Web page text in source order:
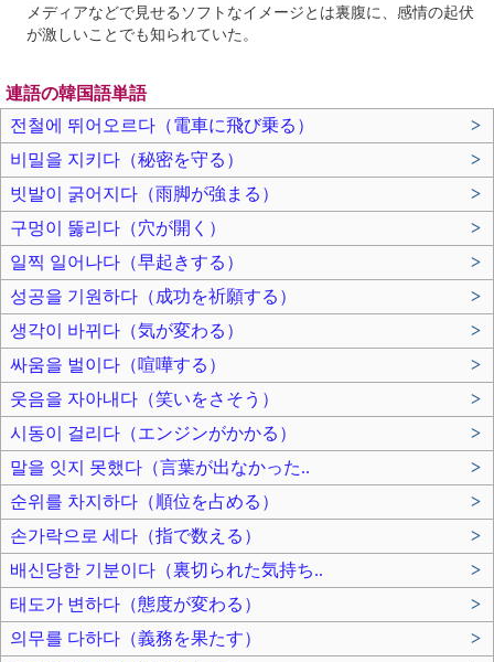
メディアなどで見せるソフトなイメージとは裏腹に、感情の起伏
が激しいことでも知られていた。
連語の韓国語単語
전철에 뛰어오르다（電車に飛び乗る）
>
비밀을 지키다（秘密を守る）
>
빗발이 굵어지다（雨脚が強まる）
>
구멍이 뚫리다（穴が開く）
>
일찍 일어나다（早起きする）
>
성공을 기원하다（成功を祈願する）
>
생각이 바뀌다（気が変わる）
>
싸움을 벌이다（喧嘩する）
>
웃음을 자아내다（笑いをさそう）
>
시동이 걸리다（エンジンがかかる）
>
말을 잇지 못했다（言葉が出なかった..
>
순위를 차지하다（順位を占める）
>
손가락으로 세다（指で数える）
>
배신당한 기분이다（裏切られた気持ち..
>
태도가 변하다（態度が変わる）
>
의무를 다하다（義務を果たす）
>